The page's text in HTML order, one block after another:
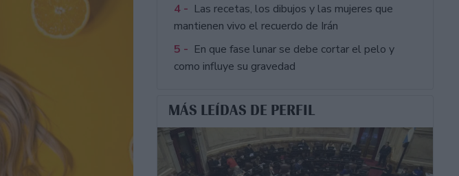
4 - Las recetas, los dibujos y las mujeres que
mantienen vivo el recuerdo de Irán
5 - En que fase lunar se debe cortar el pelo y
como influye su gravedad
MÁS LEÍDAS DE PERFIL